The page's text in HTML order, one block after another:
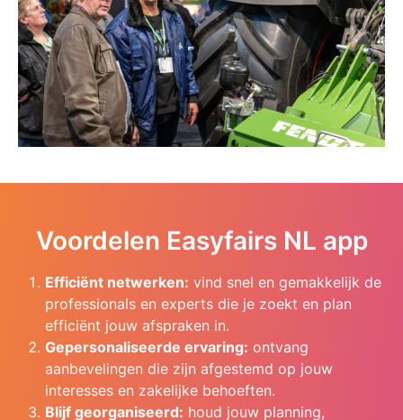
Voordelen Easyfairs NL app
Efficiënt netwerken: vind snel en gemakkelijk de
professionals en experts die je zoekt en plan
efficiënt jouw afspraken in.
Gepersonaliseerde ervaring: ontvang
aanbevelingen die zijn afgestemd op jouw
interesses en zakelijke behoeften.
Blijf georganiseerd: houd jouw planning,